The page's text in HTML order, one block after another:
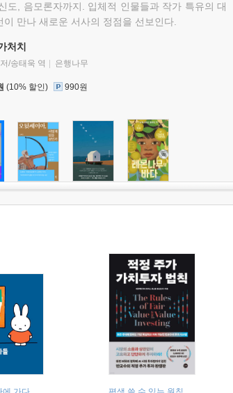
도, 음모론자까지. 입체적 인물들과 작가 특유의 대
이 만나 새로운 서사의 정점을 선보인다.
처치
/송태욱 역 은행나무
(10% 할인) 990원